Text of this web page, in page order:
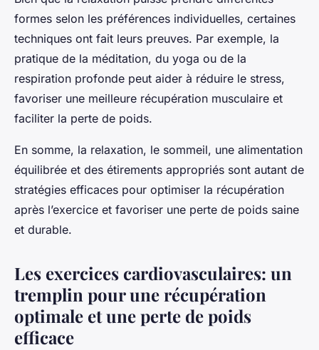
formes selon les préférences individuelles, certaines
techniques ont fait leurs preuves. Par exemple, la
pratique de la méditation, du yoga ou de la
respiration profonde peut aider à réduire le stress,
favoriser une meilleure récupération musculaire et
faciliter la perte de poids.
En somme, la relaxation, le sommeil, une alimentation
équilibrée et des étirements appropriés sont autant de
stratégies efficaces pour optimiser la récupération
après l’exercice et favoriser une perte de poids saine
et durable.
Les exercices cardiovasculaires: un
tremplin pour une récupération
optimale et une perte de poids
efficace